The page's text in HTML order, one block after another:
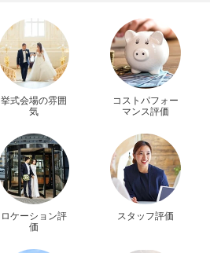
挙式会場の雰囲
気
コストパフォー
マンス評価
ロケーション評
価
スタッフ評価